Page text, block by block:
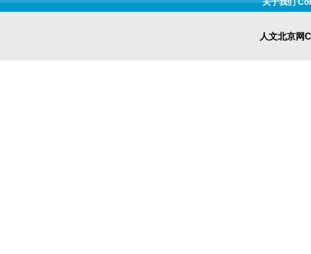
人文北京网
关于我们